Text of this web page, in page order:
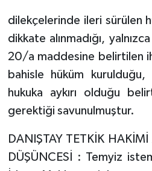
dilekçelerinde ileri sürülen
dikkate alınmadığı,
20/a maddesine belirtilen
bahisle hüküm
hukuka aykırı olduğu
gerektiği savunulmuştur.
DANIŞTAY TETKİK
DÜŞÜNCESİ : Temyiz